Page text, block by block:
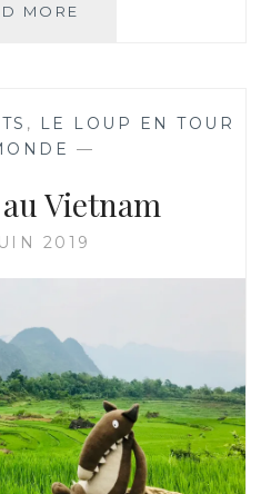
MORE
,
LE LOUP EN TOUR
—
Vietnam
2019